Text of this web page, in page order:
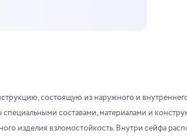
состоящую из наружного и
составами, материалами и
изделия взломостойкость. Внутри сейфа